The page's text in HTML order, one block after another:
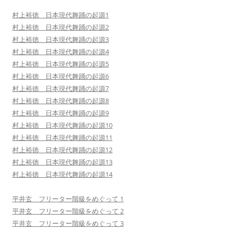
村上裕徳 日本現代舞踊の起源1
村上裕徳 日本現代舞踊の起源2
村上裕徳 日本現代舞踊の起源3
村上裕徳 日本現代舞踊の起源4
村上裕徳 日本現代舞踊の起源5
村上裕徳 日本現代舞踊の起源6
村上裕徳 日本現代舞踊の起源7
村上裕徳 日本現代舞踊の起源8
村上裕徳 日本現代舞踊の起源9
村上裕徳 日本現代舞踊の起源10
村上裕徳 日本現代舞踊の起源11
村上裕徳 日本現代舞踊の起源12
村上裕徳 日本現代舞踊の起源13
村上裕徳 日本現代舞踊の起源14
平井玄 フリーター階級をめぐって 1
平井玄 フリーター階級をめぐって 2
平井玄 フリーター階級をめぐって 3